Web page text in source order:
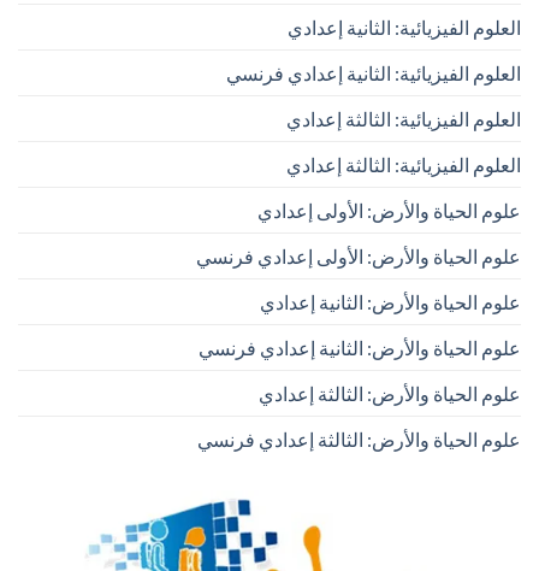
العلوم الفيزيائية: الثانية إعدادي
العلوم الفيزيائية: الثانية إعدادي فرنسي
العلوم الفيزيائية: الثالثة إعدادي
العلوم الفيزيائية: الثالثة إعدادي
علوم الحياة والأرض: الأولى إعدادي
علوم الحياة والأرض: الأولى إعدادي فرنسي
علوم الحياة والأرض: الثانية إعدادي
علوم الحياة والأرض: الثانية إعدادي فرنسي
علوم الحياة والأرض: الثالثة إعدادي
علوم الحياة والأرض: الثالثة إعدادي فرنسي